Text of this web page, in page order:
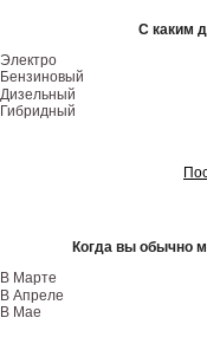
С каким
Электро
Бензиновый
Дизельный
Гибридный
Когда вы обычно
В Марте
В Апреле
В Мае